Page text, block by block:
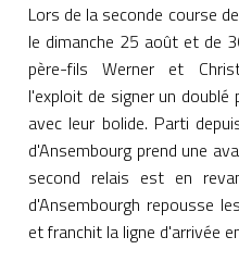
Lors de la seconde course
le dimanche 25 août et de
père-fils Werner et
l'exploit de signer un
avec leur bolide. Parti
d'Ansembourg prend une
second relais est en
d'Ansembourgh repousse
et franchit la ligne d'arrivée